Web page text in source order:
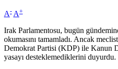
A- A+
Irak Parlamentosu, bugün gündemine
okumasını tamamladı. Ancak
Demokrat Partisi (KDP) ile Kanun
yasayı desteklemediklerini duyurdu.